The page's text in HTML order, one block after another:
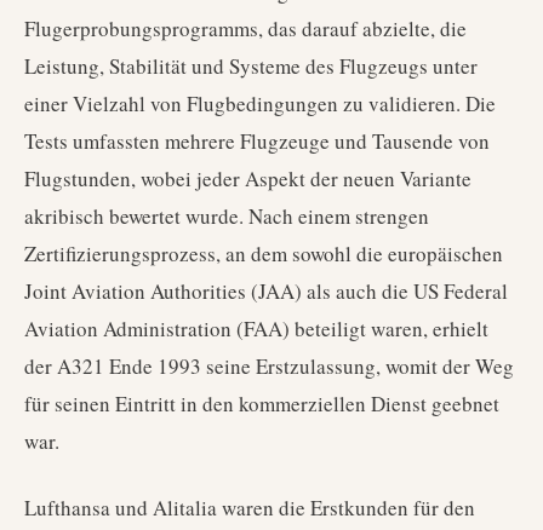
Flugerprobungsprogramms, das darauf abzielte, die
Leistung, Stabilität und Systeme des Flugzeugs unter
einer Vielzahl von Flugbedingungen zu validieren. Die
Tests umfassten mehrere Flugzeuge und Tausende von
Flugstunden, wobei jeder Aspekt der neuen Variante
akribisch bewertet wurde. Nach einem strengen
Zertifizierungsprozess, an dem sowohl die europäischen
Joint Aviation Authorities (JAA) als auch die US Federal
Aviation Administration (FAA) beteiligt waren, erhielt
der A321 Ende 1993 seine Erstzulassung, womit der Weg
für seinen Eintritt in den kommerziellen Dienst geebnet
war.
Lufthansa und Alitalia waren die Erstkunden für den